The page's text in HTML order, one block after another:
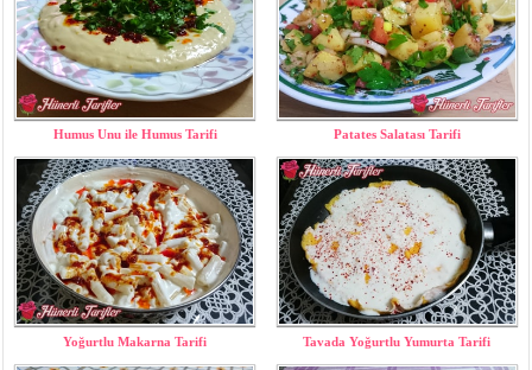
Humus Unu ile Humus Tarifi Patates Salatası Tarifi
Yoğurtlu Makarna Tarifi Tavada Yoğurtlu Yumurta Tarifi